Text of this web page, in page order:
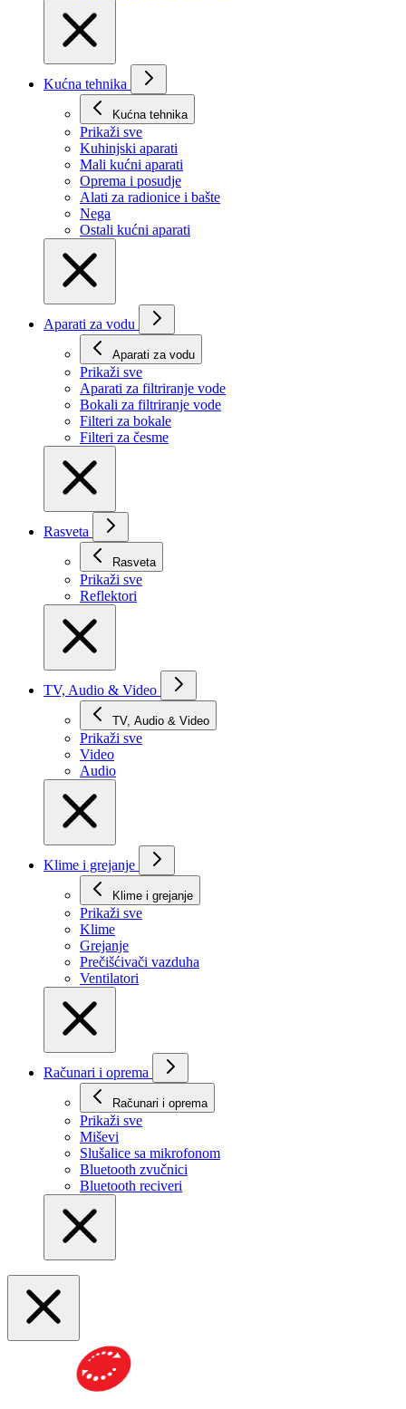
Kućna tehnika
Kućna tehnika
Prikaži svе
Kuhinjski aparati
Mali kućni aparati
Oprema i posudje
Alati za radionice i bašte
Nega
Ostali kućni aparati
Aparati za vodu
Aparati za vodu
Prikaži svе
Aparati za filtriranje vode
Bokali za filtriranje vode
Filteri za bokale
Filteri za česme
Rasveta
Rasveta
Prikaži svе
Reflektori
TV, Audio & Video
TV, Audio & Video
Prikaži svе
Video
Audio
Klime i grejanje
Klime i grejanje
Prikaži svе
Klime
Grejanje
Prečišćivači vazduha
Ventilatori
Računari i oprema
Računari i oprema
Prikaži svе
Miševi
Slušalice sa mikrofonom
Bluetooth zvučnici
Bluetooth reciveri